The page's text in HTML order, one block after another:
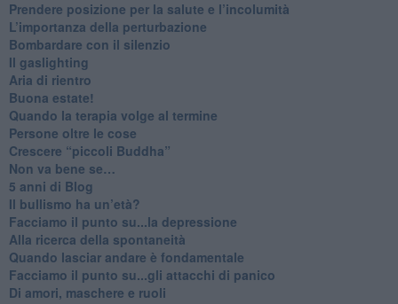
Prendere posizione per la salute e l’incolumità
L’importanza della perturbazione
​Bombardare con il silenzio
Il gaslighting
Aria di rientro
Buona estate!
​Quando la terapia volge al termine
​Persone oltre le cose
​Crescere “piccoli Buddha”
Non va bene se…
​5 anni di Blog
​Il bullismo ha un’età?
Facciamo il punto su...la depressione
​Alla ricerca della spontaneità
​Quando lasciar andare è fondamentale
Facciamo il punto su...gli attacchi di panico
Di amori, maschere e ruoli